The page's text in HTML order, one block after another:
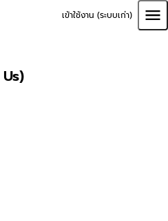
เข้าใช้งาน (ระบบเก่า)